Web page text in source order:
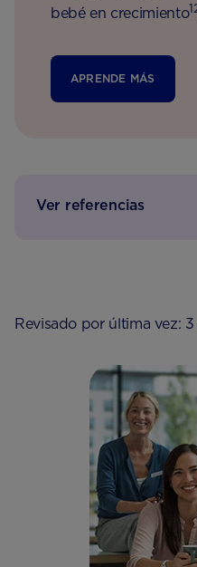
bebé en crecimiento
APRENDE MÁS
Ver referencias
Revisado por última vez: